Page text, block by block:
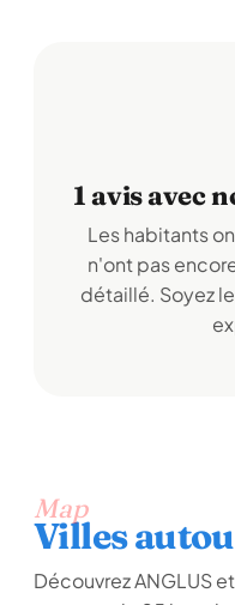
1 avis avec
Les habitants
n'ont pas
détaillé. Soyez
Map
Villes
Découvrez ANGLUS